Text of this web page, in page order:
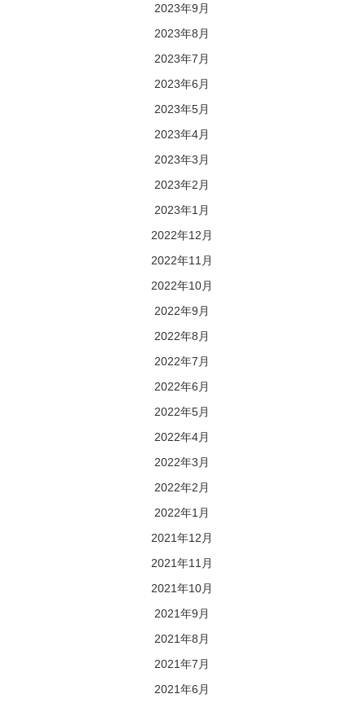
2023年9月
2023年8月
2023年7月
2023年6月
2023年5月
2023年4月
2023年3月
2023年2月
2023年1月
2022年12月
2022年11月
2022年10月
2022年9月
2022年8月
2022年7月
2022年6月
2022年5月
2022年4月
2022年3月
2022年2月
2022年1月
2021年12月
2021年11月
2021年10月
2021年9月
2021年8月
2021年7月
2021年6月